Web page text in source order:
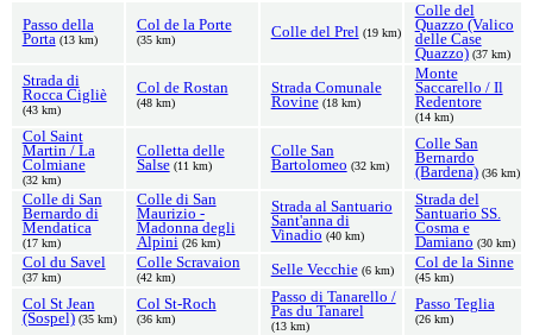
Passo della
Porta (13 km)
Col de la Porte
(35 km) Colle del Prel (19 km)
Colle del
Quazzo (Valico
delle Case
Quazzo) (37 km)
Strada di
Rocca Cigliè
(43 km)
Col de Rostan
(48 km)
Strada Comunale
Rovine (18 km)
Monte
Saccarello / Il
Redentore
(14 km)
Col Saint
Martin / La
Colmiane
(32 km)
Colletta delle
Salse (11 km)
Colle San
Bartolomeo (32 km)
Colle San
Bernardo
(Bardena) (36 km)
Colle di San
Bernardo di
Mendatica
(17 km)
Colle di San
Maurizio -
Madonna degli
Alpini (26 km)
Strada al Santuario
Sant'anna di
Vinadio (40 km)
Strada del
Santuario SS.
Cosma e
Damiano (30 km)
Col du Savel
(37 km)
Colle Scravaion
(42 km) Selle Vecchie (6 km) Col de la Sinne
(45 km)
Col St Jean
(Sospel) (35 km)
Col St-Roch
(36 km)
Passo di Tanarello /
Pas du Tanarel
(13 km)
Passo Teglia
(26 km)